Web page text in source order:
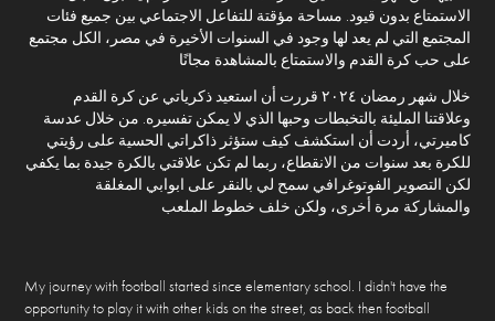
الاستمتاع بدون قيود. مساحة مؤقتة للتفاعل الاجتماعي بين جميع فئات
المجتمع التي لم يعد لها وجود في السنوات الأخيرة في مصر، الكل مجتمع
على حب كرة القدم والاستمتاع بالمشاهدة مجانًا
خلال شهر رمضان ٢٠٢٤ قررت أن استعيد ذكرياتي عن كرة القدم
وعلاقتنا المليئة بالتخبطات وحبها الذي لا يمكن تفسيره. من خلال عدسة
كاميرتي، أردت أن استكشف كيف ستؤثر ذاكراتي الحسية على رؤيتي
للكرة بعد سنوات من الانقطاع، ربما لم تكن علاقتي بالكرة جيدة بما يكفي
لكن التصوير الفوتوغرافي سمح لي بالنقر على ابوابي المغلقة
والمشاركة مرة أخرى، ولكن خلف خطوط الملعب
My journey with football started since elementary school. I didn't have the
opportunity to play it with other kids on the street, as back then football